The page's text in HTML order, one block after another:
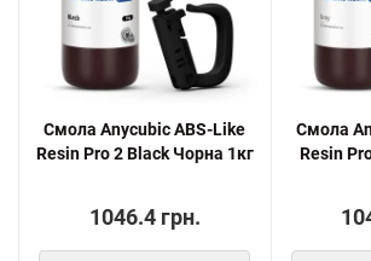
Смола Anycubic ABS-Like
Resin Pro 2 Black Чорна 1кг
1046.4 грн.
Смола
Resin